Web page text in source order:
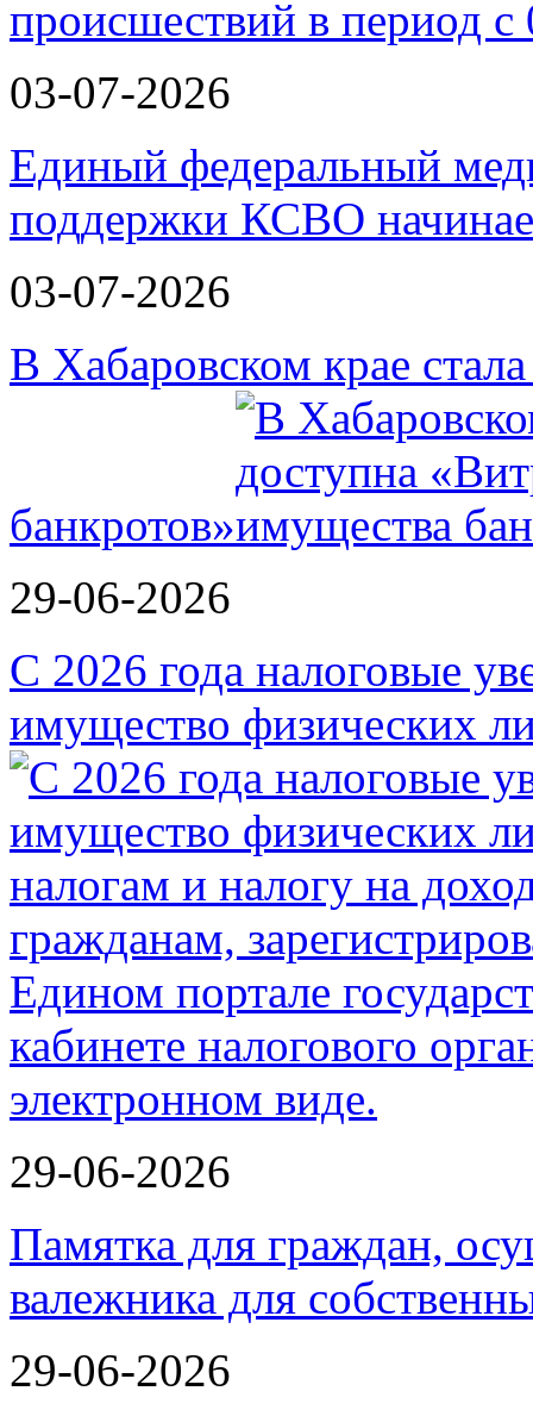
происшествий в период
03-07-2026
Единый федеральный
поддержки КСВО
03-07-2026
В Хабаровском крае
банкротов»
29-06-2026
С 2026 года налоговые
имущество физических
29-06-2026
Памятка для граждан,
валежника для
29-06-2026